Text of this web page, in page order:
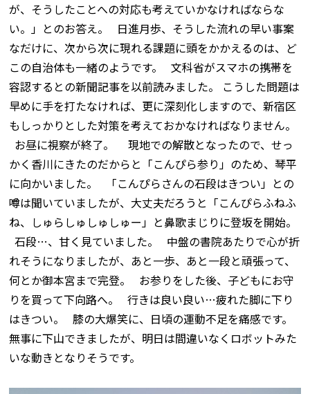
が、そうしたことへの対応も考えていかなければならな
い。」とのお答え。 日進月歩、そうした流れの早い事案
なだけに、次から次に現れる課題に頭をかかえるのは、ど
この自治体も一緒のようです。 文科省がスマホの携帯を
容認するとの新聞記事を以前読みました。 こうした問題は
早めに手を打たなければ、更に深刻化しますので、新宿区
もしっかりとした対策を考えておかなければなりません。
お昼に視察が終了。 現地での解散となったので、せっ
かく香川にきたのだからと「こんぴら参り」のため、琴平
に向かいました。 「こんぴらさんの石段はきつい」との
噂は聞いていましたが、大丈夫だろうと「こんぴらふねふ
ね、しゅらしゅしゅしゅー」と鼻歌まじりに登坂を開始。
石段…、甘く見ていました。 中盤の書院あたりで心が折
れそうになりましたが、あと一歩、あと一段と頑張って、
何とか御本宮まで完登。 お参りをした後、子どもにお守
りを買って下向路へ。 行きは良い良い…疲れた脚に下り
はきつい。 膝の大爆笑に、日頃の運動不足を痛感です。
無事に下山できましたが、明日は間違いなくロボットみた
いな動きとなりそうです。